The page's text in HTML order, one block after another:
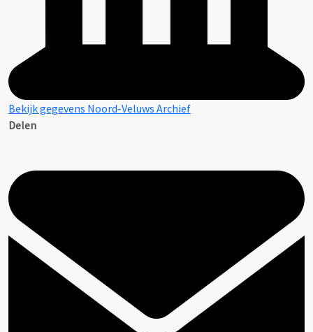
Bekijk gegevens Noord-Veluws Archief
Delen